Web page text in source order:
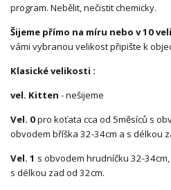
program. Nebělit, nečistit chemicky.
Šijeme přímo na míru nebo v 10
vámi vybranou velikost připište k
Klasické velikosti :
vel. Kitten - nešijeme
Vel. 0pro koťata cca od 5měsíců s
obvodem bříška 32-34cm a s délkou
Vel. 1 s obvodem hrudníčku 32-
s délkou zad od 32cm.